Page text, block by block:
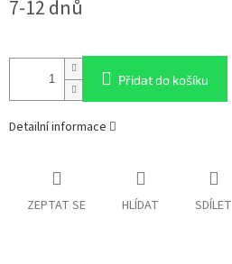
cena:
7-12 dnů
Přidat do košíku
Detailní informace
ZEPTAT SE HLÍDAT SDÍLET